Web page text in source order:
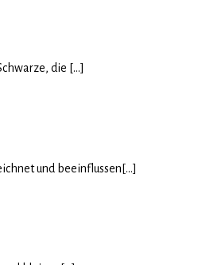
die [...]
und beeinflussen[...]